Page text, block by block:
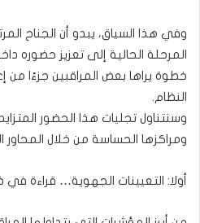
وفي هذا السياق، يبدو أن الجناح
المرحلة الحالية إلى تعزيز حضوره
خطوة يراها بعض المراقبين جزءًا من
النظام.
وسنتناول تجليات هذا الحضور
ومراكزها الحساسة من خلال المحاور
أولا: التعيينات الجهوية… قراءة في